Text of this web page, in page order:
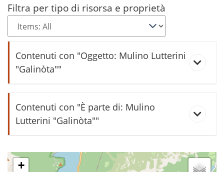
Filtra per tipo di risorsa e proprietà
Contenuti con "Oggetto: Mulino Lutterini
"Galinòta""
Rappresentazione grafica del
mulino Lutterini "Galinòta"
Contenuti con "È parte di: Mulino
Lutterini "Galinòta""
canal
+